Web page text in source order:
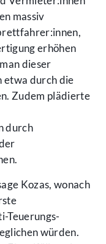
massiv
erhöhen
dieser
etwa durch die
Zudem plädierte
durch
Kozas, wonach
Teuerungs-
würden.